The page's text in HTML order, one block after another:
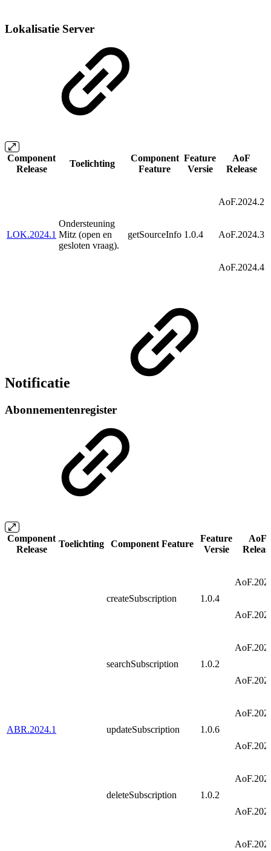
Lokalisatie Server
Component
Release
Toelichting
Component
Feature
Feature
Versie
AoF
Release
LOK.2024.1
Ondersteuning
Mitz (open en
gesloten vraag).
getSourceInfo 1.0.4
AoF.2024.2
AoF.2024.3
AoF.2024.4
Notificatie
Abonnementenregister
Component
Release
Toelichting Component Feature
Feature
Versie
AoF
ABR.2024.1
createSubscription 1.0.4
searchSubscription 1.0.2
updateSubscription 1.0.6
deleteSubscription 1.0.2